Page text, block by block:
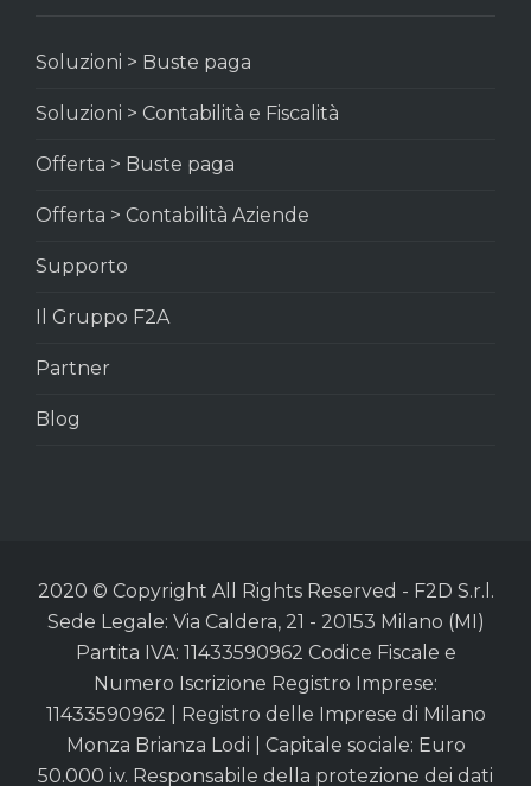
Soluzioni > Buste paga
Soluzioni > Contabilità e Fiscalità
Offerta > Buste paga
Offerta > Contabilità Aziende
Supporto
Il Gruppo F2A
Partner
Blog
2020 © Copyright All Rights Reserved - F2D S.r.l.
Sede Legale: Via Caldera, 21 - 20153 Milano (MI)
Partita IVA: 11433590962 Codice Fiscale e
Numero Iscrizione Registro Imprese:
11433590962 | Registro delle Imprese di Milano
Monza Brianza Lodi | Capitale sociale: Euro
50.000 i.v. Responsabile della protezione dei dati